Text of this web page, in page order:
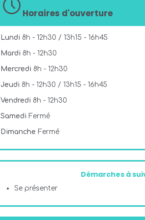
Horaires d'ouverture
Lundi 8h - 12h30 / 13h15 - 16h45
Mardi 8h - 12h30
Mercredi 8h - 12h30
Jeudi 8h - 12h30 / 13h15 - 16h45
Vendredi 8h - 12h30
Samedi Fermé
Dimanche Fermé
Démarches à
Se présenter